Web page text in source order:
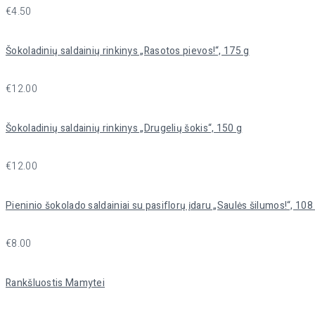
€4.50
Šokoladinių saldainių rinkinys „Rasotos pievos!“, 175 g
€12.00
Šokoladinių saldainių rinkinys „Drugelių šokis“, 150 g
€12.00
Pieninio šokolado saldainiai su pasiflorų įdaru „Saulės šilumos!“,
€8.00
Rankšluostis Mamytei